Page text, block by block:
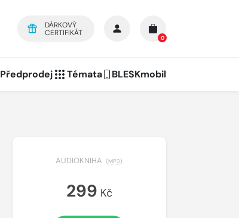
DÁRKOVÝ
CERTIFIKÁT
0
Předprodej Témata BLESKmobil
AUDIOKNIHA (MP3)
299 Kč